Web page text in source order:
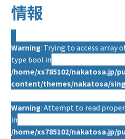
情報
Warning: Trying to access array
type bool in
/home/xs785102/nakatosa.jp/
content/themes/nakatosa/
Warning: Attempt to read
in
/home/xs785102/nakatosa.jp/